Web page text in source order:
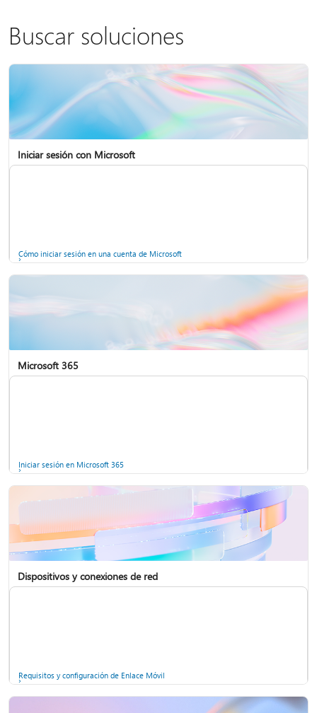
Buscar soluciones
Iniciar sesión con Microsoft
Cómo iniciar sesión en una cuenta de Microsoft
Microsoft 365
Iniciar sesión en Microsoft 365
Dispositivos y conexiones de red
Requisitos y configuración de Enlace Móvil